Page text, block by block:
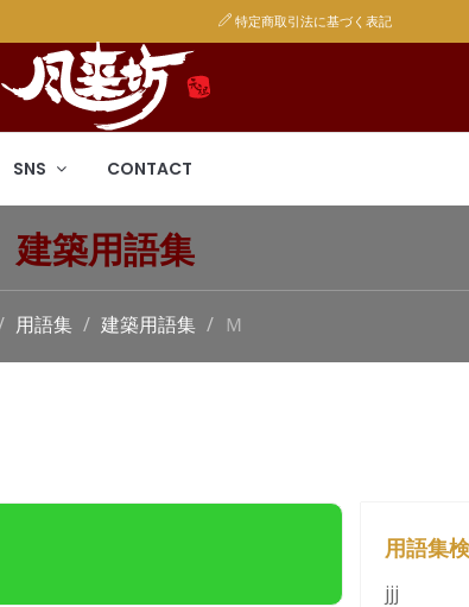
特定商取引法に基づく表記
SNS CONTACT
建築用語集
用語集 建築用語集 Ｍ
用語集
jjj